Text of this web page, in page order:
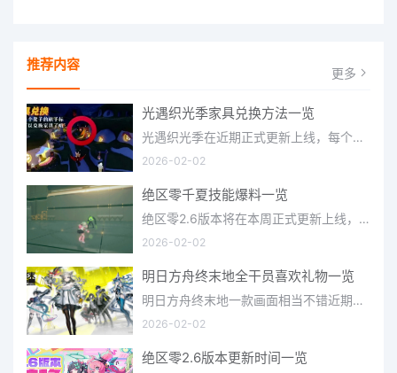
推荐内容 更多
光遇织光季家具兑换方法一览
光遇织光季在近期正式更新上线，每个季节都有着许多全新内容和资讯可以让你来体验，不少刚体验的小伙伴想要知道
2026-02-02
绝区零千夏技能爆料一览
绝区零2.6版本将在本周正式更新上线，上周的前瞻直播官方给玩家们带来关于最新版本的卡池信息和相关活动内容，
2026-02-02
明日方舟终末地全干员喜欢礼物一览
明日方舟终末地一款画面相当不错近期非常火爆的大型二次元冒险游戏，这里有相当多好看的干员可以让你来抽取并
2026-02-02
绝区零2.6版本更新时间一览